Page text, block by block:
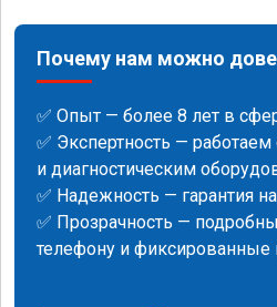
Почему нам можно
✅ Опыт — более 8 лет в
✅ Экспертность —
и диагностическим
✅ Надежность — гарантия
✅ Прозрачность —
телефону и фиксированные